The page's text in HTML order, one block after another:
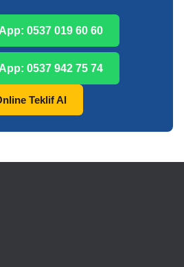
0537 019 60 60
0537 942 75 74
Teklif Al